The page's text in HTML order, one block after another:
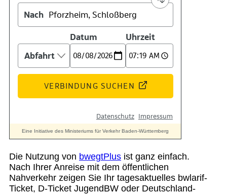
Suche
Menü Menü
Die Nutzung von bwegtPlus ist ganz einfach.
Nach Ihrer Anreise mit dem öffentlichen
Nahverkehr zeigen Sie Ihr tagesaktuelles bwlarif-
Ticket, D-Ticket JugendBW oder Deutschland-